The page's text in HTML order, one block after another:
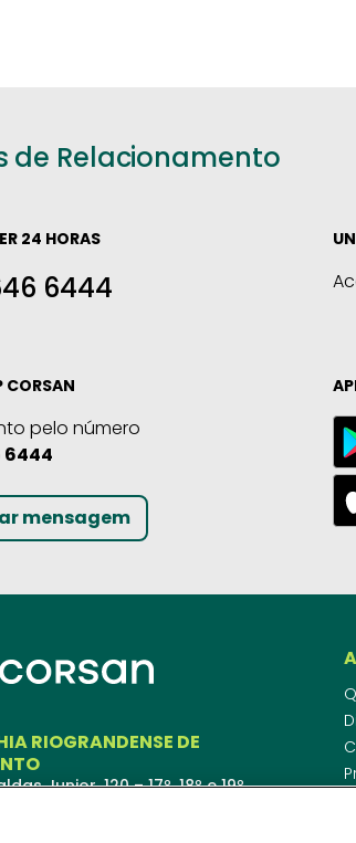
de Relacionamento
24 HORAS
6444
CORSAN
pelo número
6444
mensagem
RIOGRANDENSE DE
Junior, 120 – 17º, 18º e 19º